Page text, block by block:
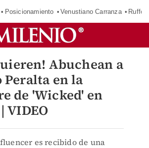
Posicionamiento Venustiano Carranza Ruffo
Abuchean a
Peralta en la
de 'Wicked' en
VIDEO
es recibido de una